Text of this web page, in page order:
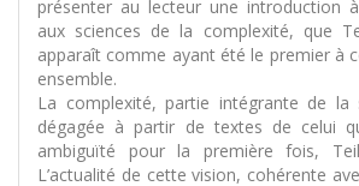
présenter au lecteur une introduction
aux sciences de la complexité, que
apparaît comme ayant été le premier à
ensemble.
La complexité, partie intégrante de la
dégagée à partir de textes de celui
ambiguïté pour la première fois,
L’actualité de cette vision, cohérente